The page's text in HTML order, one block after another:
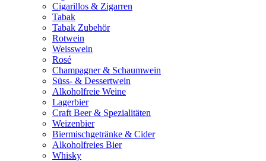
Cigarillos & Zigarren
Tabak
Tabak Zubehör
Rotwein
Weisswein
Rosé
Champagner & Schaumwein
Süss- & Dessertwein
Alkoholfreie Weine
Lagerbier
Craft Beer & Spezialitäten
Weizenbier
Biermischgetränke & Cider
Alkoholfreies Bier
Whisky